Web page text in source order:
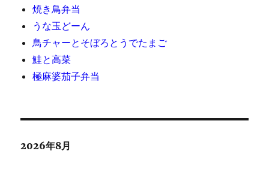
焼き鳥弁当
うな玉どーん
鳥チャーとそぼろとうでたまご
鮭と高菜
極麻婆茄子弁当
2026年8月